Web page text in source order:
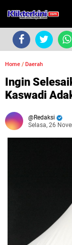
Home / Daerah
Ingin
Kaswadi
Redaksi
Selasa, 26